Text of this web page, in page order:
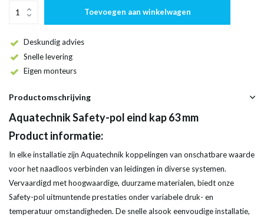
Toevoegen aan winkelwagen
Deskundig advies
Snelle levering
Eigen monteurs
Productomschrijving
Aquatechnik Safety-pol eind kap 63 mm
Product informatie:
In elke installatie zijn Aquatechnik koppelingen van onschatbare waarde
voor het naadloos verbinden van leidingen in diverse systemen.
Vervaardigd met hoogwaardige, duurzame materialen, biedt onze
Safety-pol uitmuntende prestaties onder variabele druk- en
temperatuur omstandigheden. De snelle alsook eenvoudige installatie,